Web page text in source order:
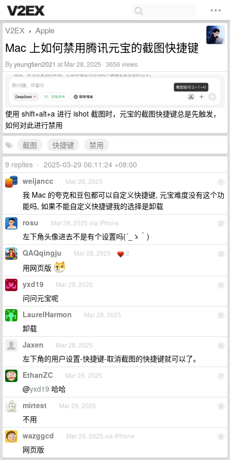
V2EX › Apple
Mac 上如何禁用腾讯元宝的截图快捷键
Byyeungtien2021 at Mar 28, 2025 · 3656 views
使用 shift+alt+a 进行 ishot 截图时，元宝的截图快捷键总是先触发，
如何对此进行禁用
截图
快捷键
禁用
9 replies • 2025-03-29 06:11:24 +08:00
1
weijancc Mar 28, 2025
我 Mac 的夸克和豆包都可以自定义快捷键, 元宝难度没有这个功
能吗, 如果不能自定义快捷键我的选择是卸载
2
rosu Mar 28, 2025 via iPhone
左下角头像进去不是有个设置吗(´_ゝ｀)
3
QAQqingju Mar 28, 2025 2
用网页版
4
yxd19 Mar 28, 2025
问问元宝呢
5
LaurelHarmon Mar 28, 2025
卸载
6
Jaxen Mar 28, 2025
左下角的用户设置-快捷键-取消截图的快捷键就可以了。
7
EthanZC Mar 29, 2025
@yxd19 哈哈
8
mirtest Mar 29, 2025
不用
9
wazggcd Mar 29, 2025 via iPhone
网页版